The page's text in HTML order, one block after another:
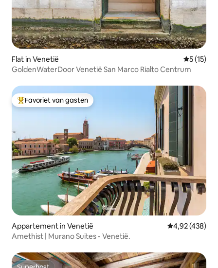
Flat in Venetië
5 (15)
GoldenWaterDoor Venetië San Marco Rialto Centrum
Topfavoriet van gasten
Favoriet van gasten
Appartement in Venetië Gemiddelde
4,92 (438)
Amethist | Murano Suites - Venetië.